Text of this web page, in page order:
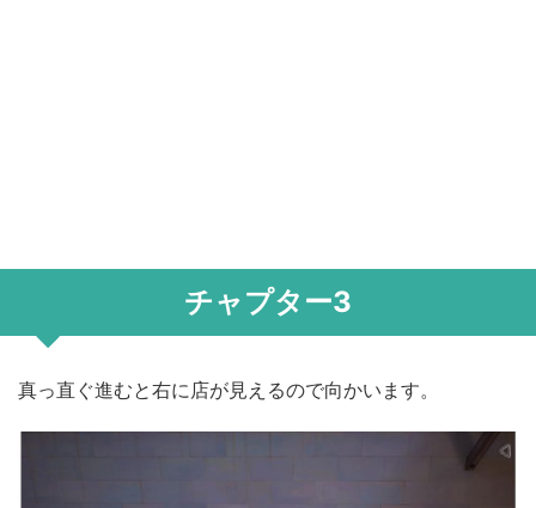
チャプター3
真っ直ぐ進むと右に店が見えるので向かいます。